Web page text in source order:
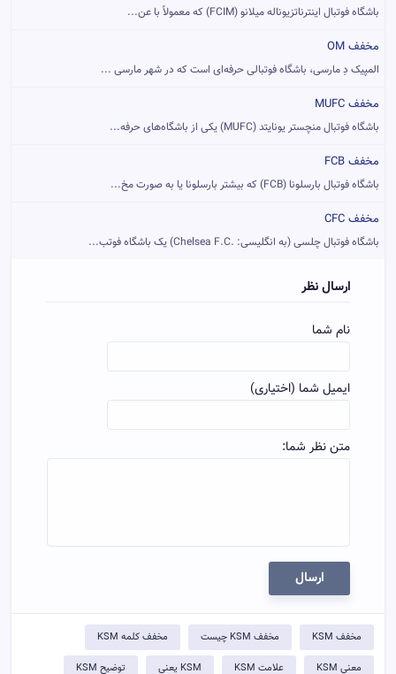
باشگاه فوتبال اینترناتزیوناله میلانو (FCIM) که معمولاً با عن...
مخفف OM
المپیک دِ مارسی، باشگاه فوتبالی حرفه‌ای است که در شهر مارسی ...
مخفف MUFC
باشگاه فوتبال منچستر یونایتد (MUFC)‏ یکی از باشگاه‌های حرفه‌...
مخفف FCB
باشگاه فوتبال بارسلونا (FCB) که بیشتر بارسلونا یا به صورت مخ...
مخفف CFC
باشگاه فوتبال چلسی (به انگلیسی: .Chelsea F.C) یک باشگاه فوتب...
ارسال نظر
نام شما
ایمیل شما (اختیاری)
متن نظر شما:
ارسال
مخفف KSM مخفف KSM چیست مخفف کلمه KSM
معنی KSM علامت KSM KSM یعنی توضيح KSM